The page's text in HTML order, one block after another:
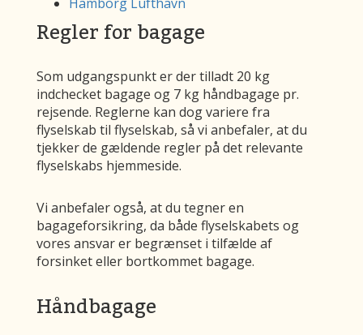
Regler for bagage
Som udgangspunkt er der tilladt 20 kg
indchecket bagage og 7 kg håndbagage pr.
rejsende. Reglerne kan dog variere fra
flyselskab til flyselskab, så vi anbefaler, at du
tjekker de gældende regler på det relevante
flyselskabs hjemmeside.
Vi anbefaler også, at du tegner en
bagageforsikring, da både flyselskabets og
vores ansvar er begrænset i tilfælde af
forsinket eller bortkommet bagage.
Håndbagage